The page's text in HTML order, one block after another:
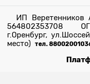
ИП
564802353708
г.Оренбург,
место) тел.